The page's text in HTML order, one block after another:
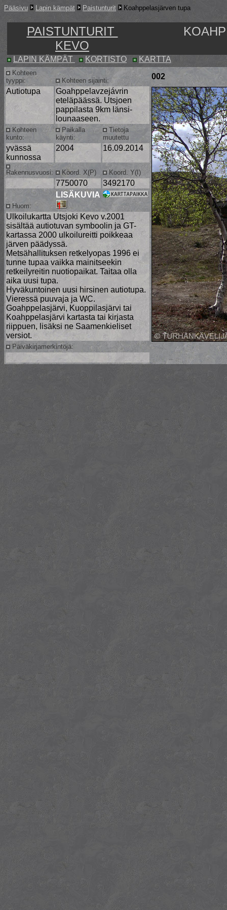
Pääsivu Lapin kämpät Paistunturit Koahppelasjärven tupa
PAISTUNTURIT
KEVO
LAPIN KÄMPÄT KORTISTO KARTTA
Kohteen
tyyppi:
Kohteen sijainti:
002
Autiotupa
Goahppelavzejávrin
eteläpäässä. Utsjoen
pappilasta 9km länsi-
lounaaseen.
Kohteen
kunto:
Paikalla
käynti:
Tietoja
muutettu
yvässä
kunnossa
2004 16.09.2014
Rakennusvuosi: Koord. X(P) Koord. Y(I)
7750070 3492170
Huom:
LISÄKUVIA
Ulkoilukartta Utsjoki Kevo v.2001
sisältää autiotuvan symboolin ja GT-
kartassa 2000 ulkoilureitti poikkeaa
järven päädyssä.
Metsähallituksen retkelyopas 1996 ei
tunne tupaa vaikka mainitseekin
retkeilyreitin nuotiopaikat. Taitaa olla
aika uusi tupa.
Hyväkuntoinen uusi hirsinen autiotupa.
Vieressä puuvaja ja WC.
Goahppelasjärvi, Kuoppilasjärvi tai
Koahppelasjärvi kartasta tai kirjasta
riippuen, lisäksi ne Saamenkieliset
versiot.
Päiväkirjamerkintöjä: